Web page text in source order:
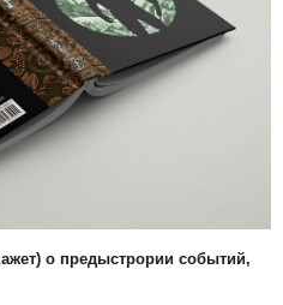
о предыстрории событий,